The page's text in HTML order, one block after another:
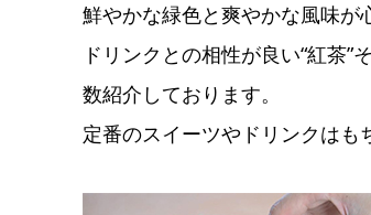
鮮やかな緑色と爽やかな風味が
ドリンクとの相性が良い“紅茶
数紹介しております。
定番のスイーツやドリンクは